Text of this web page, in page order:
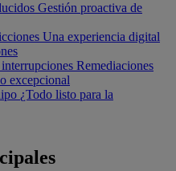
Gestión proactiva de
Una experiencia digital
Remediaciones
excepcional
¿Todo listo para la